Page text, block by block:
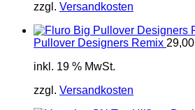
zzgl. Versandkosten
Pullover Designers Remix 29,00
inkl. 19 % MwSt.
zzgl. Versandkosten